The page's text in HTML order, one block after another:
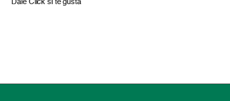
Dale Click si te gusta